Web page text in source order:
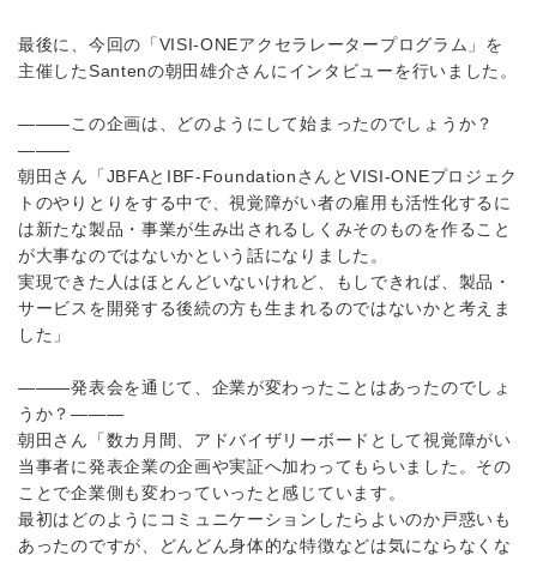
最後に、今回の「VISI-ONEアクセラレータープログラム」を
主催したSantenの朝田雄介さんにインタビューを行いました。
―――この企画は、どのようにして始まったのでしょうか？
―――
朝田さん「JBFAとIBF-FoundationさんとVISI-ONEプロジェク
トのやりとりをする中で、視覚障がい者の雇用も活性化するに
は新たな製品・事業が生み出されるしくみそのものを作ること
が大事なのではないかという話になりました。
実現できた人はほとんどいないけれど、もしできれば、製品・
サービスを開発する後続の方も生まれるのではないかと考えま
した」
―――発表会を通じて、企業が変わったことはあったのでしょ
うか？―――
朝田さん「数カ月間、アドバイザリーボードとして視覚障がい
当事者に発表企業の企画や実証へ加わってもらいました。その
ことで企業側も変わっていったと感じています。
最初はどのようにコミュニケーションしたらよいのか戸惑いも
あったのですが、どんどん身体的な特徴などは気にならなくな